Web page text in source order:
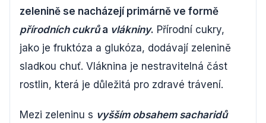
zelenině se nacházejí primárně ve formě
přírodních cukrůa vlákniny. Přírodní cukry,
jako je fruktóza a glukóza, dodávají zelenině
sladkou chuť. Vláknina je nestravitelná část
rostlin, která je důležitá pro zdravé trávení.
Mezi zeleninu s vyšším obsahem sacharidů